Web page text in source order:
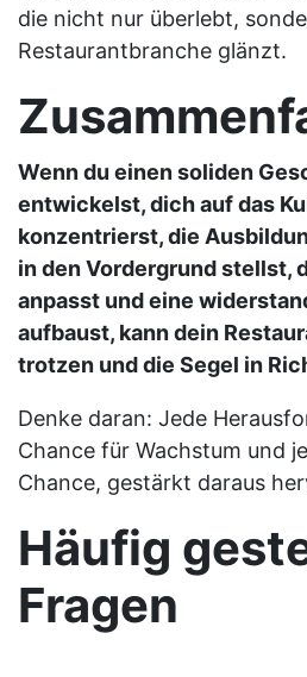
die nicht nur überlebt,
Restaurantbranche glänzt.
Wenn du einen soliden
entwickelst, dich auf das
konzentrierst, die
in den Vordergrund stellst,
anpasst und eine
aufbaust, kann dein
trotzen und die Segel in
Denke daran: Jede
Chance für Wachstum und
Chance, gestärkt daraus
Häufig
Fragen